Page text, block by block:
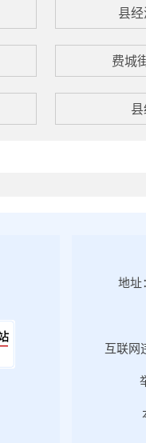
县
费城
地址
互联网